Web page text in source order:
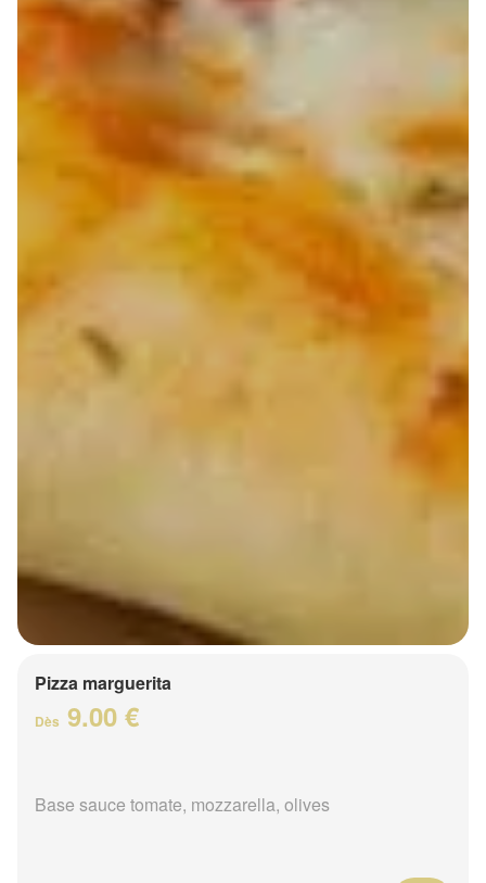
Pizza marguerita
Dès 9.00 €
Base sauce tomate, mozzarella, olives